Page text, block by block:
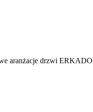
aranżacje drzwi